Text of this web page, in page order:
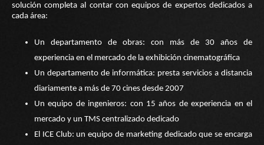
solución completa al contar con equipos de expertos dedicados a
cada área:
Un departamento de obras: con más de 30 años de
experiencia en el mercado de la exhibición cinematográfica
Un departamento de informática: presta servicios a distancia
diariamente a más de 70 cines desde 2007
Un equipo de ingenieros: con 15 años de experiencia en el
mercado y un TMS centralizado dedicado
El ICE Club: un equipo de marketing dedicado que se encarga